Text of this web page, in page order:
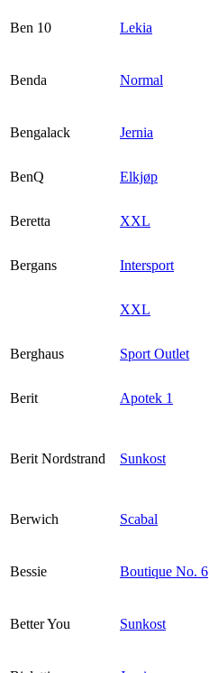
Ben 10 Lekia
Benda Normal
Bengalack Jernia
BenQ
Elkjøp
Beretta XXL
Bergans
Intersport
XXL
Berghaus
Sport Outlet
Berit Apotek 1
Berit Nordstrand Sunkost
Berwich Scabal
Bessie Boutique No. 6
Better You Sunkost